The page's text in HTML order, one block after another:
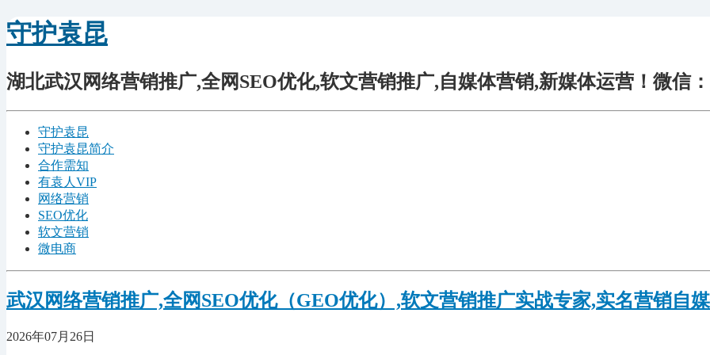
守护袁昆
湖北武汉网络营销推广,全网SEO优化,软文营销推广,自媒体营销,新媒体运营！微信
守护袁昆
守护袁昆简介
合作需知
有袁人VIP
网络营销
SEO优化
软文营销
微电商
武汉网络营销推广,全网SEO优化（GEO优化）,软文营销推广实战专家,实名营销自
2026年07月26日